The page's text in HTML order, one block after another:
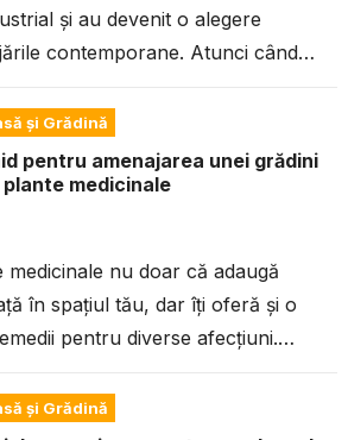
și au devenit o alegere
contemporane. Atunci când
și Grădină
pentru amenajarea unei grădini
plante medicinale
nu doar că adaugă
în spațiul tău, dar îți oferă și o
pentru diverse afecțiuni.
și Grădină